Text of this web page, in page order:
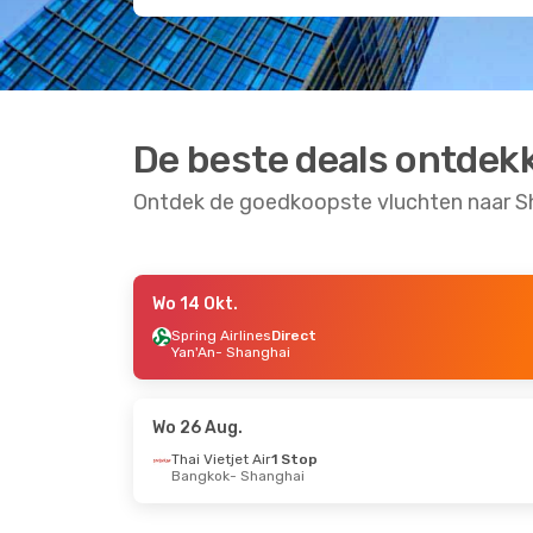
De beste deals
Ontdek de goedkoopste vluchten naar
- Ma 14 Sep.
- Shanghai
- Do 3 Sep.
Wo 14 Okt.
Spring AirlinesDirect
Yan'An- Shanghai
Wo 26 Aug.
Thai Vietjet Air1 Stop
Bangkok- Shanghai